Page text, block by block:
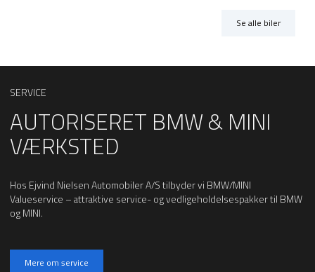
Se alle biler
SERVICE
AUTORISERET BMW & MINI
VÆRKSTED
Hos Ejvind Nielsen Automobiler A/S tilbyder vi BMW/MINI
Valueservice – attraktive service- og vedligeholdelsespakker til BMW
og MINI.
Mere om service